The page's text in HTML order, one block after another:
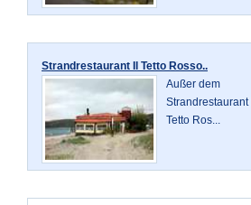
Strandrestaurant Il Tetto Rosso..
Außer dem
Strandrestaurant Il
Tetto Ros...